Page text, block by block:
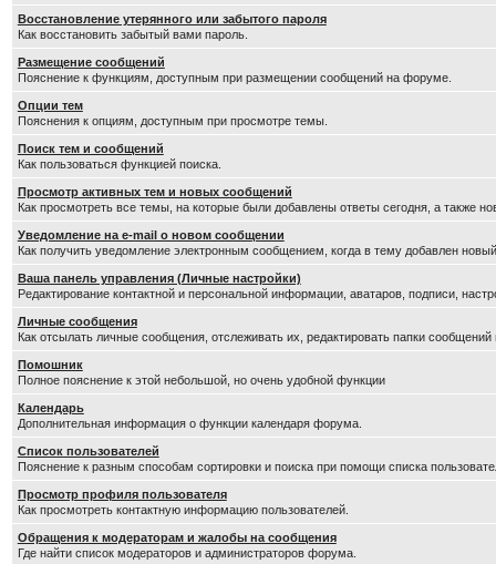
Восстановление утерянного или забытого пароля
Как восстановить забытый вами пароль.
Размещение сообщений
Пояснение к функциям, доступным при размещении сообщений на форуме.
Опции тем
Пояснения к опциям, доступным при просмотре темы.
Поиск тем и сообщений
Как пользоваться функцией поиска.
Просмотр активных тем и новых сообщений
Как просмотреть все темы, на которые были добавлены ответы сегодня, а также
Уведомление на е-mail о новом сообщении
Как получить уведомление электронным сообщением, когда в тему добавлен новый
Ваша панель управления (Личные настройки)
Редактирование контактной и персональной информации, аватаров, подписи,
Личные сообщения
Как отсылать личные сообщения, отслеживать их, редактировать папки
Помошник
Полное пояснение к этой небольшой, но очень удобной функции
Календарь
Дополнительная информация о функции календаря форума.
Список пользователей
Пояснение к разным способам сортировки и поиска при помощи списка
Просмотр профиля пользователя
Как просмотреть контактную информацию пользователей.
Обращения к модераторам и жалобы на сообщения
Где найти список модераторов и администраторов форума.